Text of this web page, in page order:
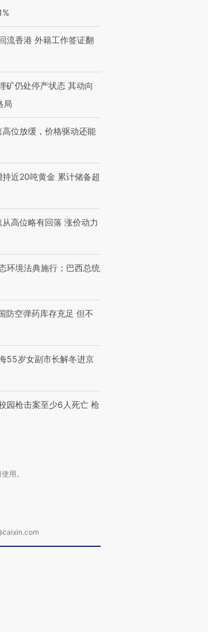
代 用街头抗争将教
拱下台
机”？难民潮撕裂西班牙
别呈现】寻找100种
【商旅对话】华住集团
CFO：不靠规模取胜，华
流香港 外籍工作签证翻
矿仍处停产状态 其动向
局
位放缓，价格驱动还能
近20吨黄金 累计储备超
高位略有回落 涨价动力
环境法典施行；巴西总统
防空弹药库存充足 但不
55岁女副市长解冬进京
园枪击案至少6人死亡 枪
用。